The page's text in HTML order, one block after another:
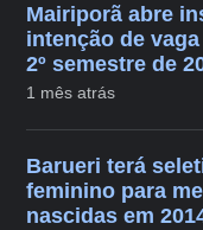
Mairiporã abre
intenção de
2º semestre de
1 mês atrás
Barueri terá
feminino para
nascidas em